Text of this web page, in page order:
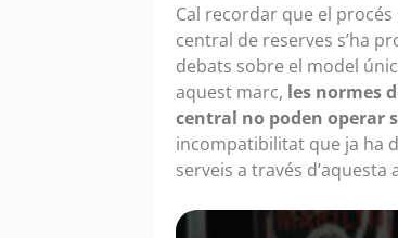
Cal recordar que el
central de reserves s’ha
debats sobre el model
aquest marc, les normes
central no poden operar
incompatibilitat que ja ha
serveis a través d’aquesta